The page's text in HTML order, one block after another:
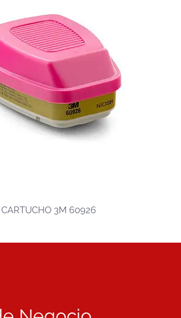
CARTUCHO 3M 60926